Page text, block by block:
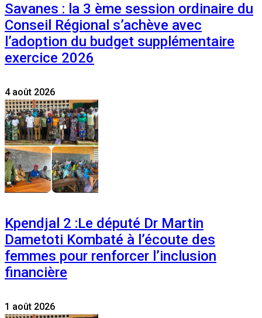
Savanes : la 3 ème session ordinaire du
Conseil Régional s’achève avec
l’adoption du budget supplémentaire
exercice 2026
4 août 2026
Kpendjal 2 :Le député Dr Martin
Dametoti Kombaté à l’écoute des
femmes pour renforcer l’inclusion
financière
1 août 2026